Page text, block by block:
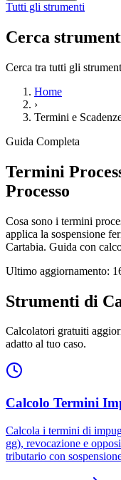
Tutti gli strumenti
Cerca
Cerca tra tutti gli
Home
›
Termini e
Guida Completa
Termini
Processo
Cosa sono i termini
applica la sospensione
Cartabia. Guida con
Ultimo aggiornamento:
Strumenti di
Calcolatori gratuiti
adatto al tuo caso.
Calcolo Termini
Calcola i termini di
gg), revocazione e
tributario con